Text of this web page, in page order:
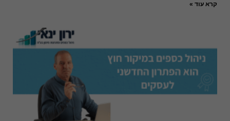
קרא עוד »